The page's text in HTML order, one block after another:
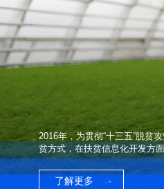
2016年，为贯彻“十三五”脱贫
贫方式，在扶贫信息化开发方
了解更多